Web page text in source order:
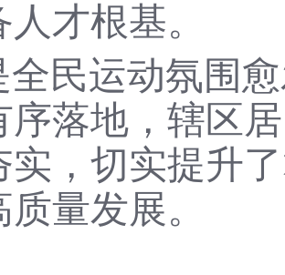
才根基。
全民运动氛围
序落地，辖区
实，切实提升
量发展。